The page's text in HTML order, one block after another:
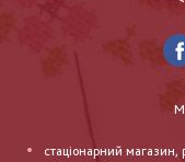
стаціонарний магазин,